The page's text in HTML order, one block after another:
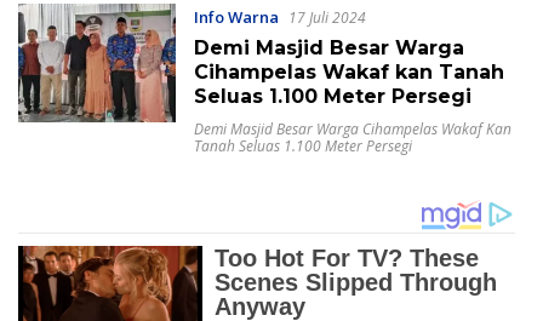
Info Warna 17 Juli 2024
Demi Masjid Besar Warga
Cihampelas Wakaf kan Tanah
Seluas 1.100 Meter Persegi
Demi Masjid Besar Warga Cihampelas Wakaf Kan
Tanah Seluas 1.100 Meter Persegi